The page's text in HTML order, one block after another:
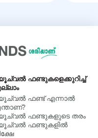
ഫണ്ടുകളെക്കുറിച്ച്
ഫണ്ട് എന്നാല്‍
ഫണ്ടുകളുടെ തരം
ഫണ്ടുകളിൽ